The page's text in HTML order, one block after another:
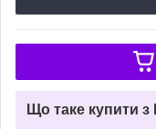
Що таке купити